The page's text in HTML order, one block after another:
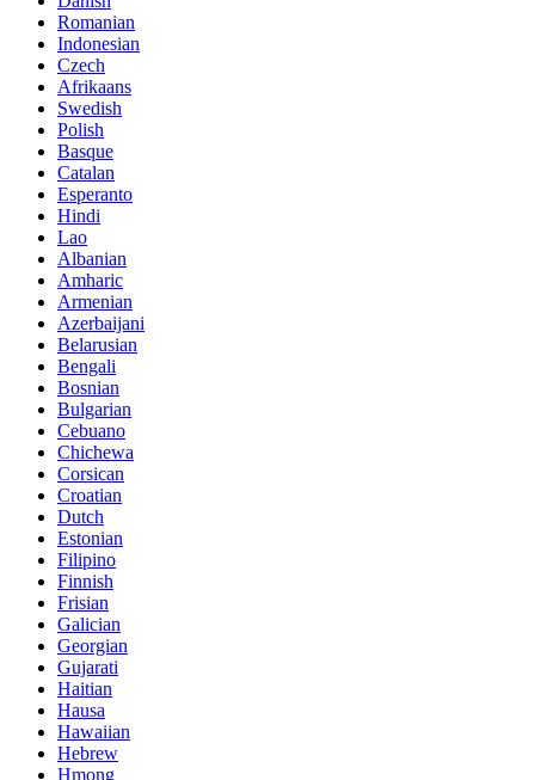
Romanian
Indonesian
Czech
Afrikaans
Swedish
Polish
Basque
Catalan
Esperanto
Hindi
Lao
Albanian
Amharic
Armenian
Azerbaijani
Belarusian
Bengali
Bosnian
Bulgarian
Cebuano
Chichewa
Corsican
Croatian
Dutch
Estonian
Filipino
Finnish
Frisian
Galician
Georgian
Gujarati
Haitian
Hausa
Hawaiian
Hebrew
Hmong